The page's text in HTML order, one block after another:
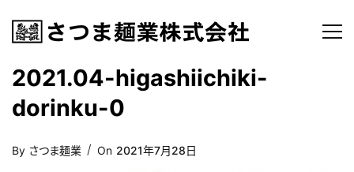
2021.04-higashiichiki-
dorinku-0
By さつま麺業
Posted
On 2021年7月28日